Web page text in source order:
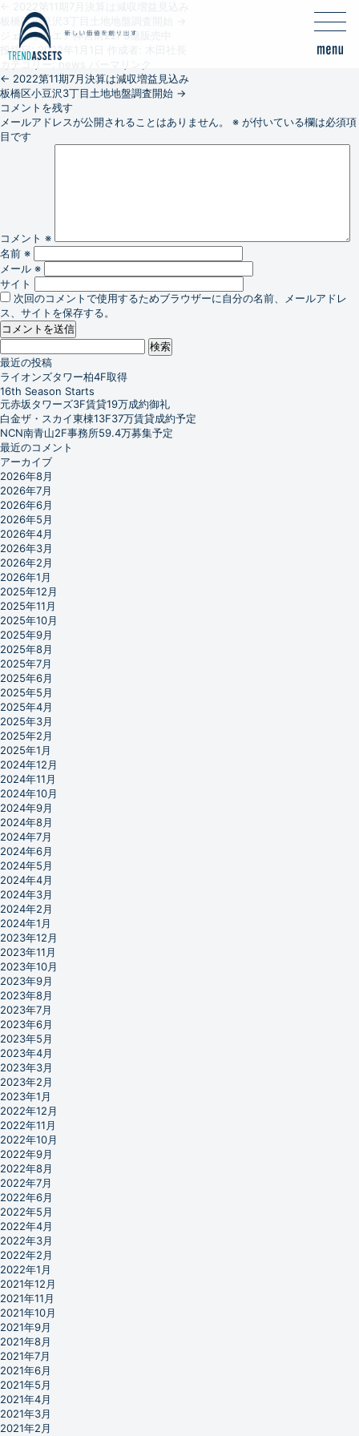
板橋区小豆沢3丁目土地地盤調査開始
ジェントルエア神宮前22F3億販売中
投稿日: 2022年1月1日
カテゴリー:news
← 2022第11期7月決算は減収増益見込み
板橋区小豆沢3丁目土地地盤調査開始 →
コメントを残す
メールアドレスが公開されることはありません。
※ が付いている欄は必須項
目です
コメント ※
名前 ※
メール ※
サイト
次回のコメントで使用するためブラウザーに自分の名前、メールアドレ
ス、サイトを保存する。
検
索:
最近の投稿
ライオンズタワー柏4F取得
16th Season Starts
元赤坂タワーズ3F賃貸19万成約御礼
白金ザ・スカイ東棟13F37万賃貸成約予定
NCN南青山2F事務所59.4万募集予定
最近のコメント
アーカイブ
2026年8月
2026年7月
2026年6月
2026年5月
2026年4月
2026年3月
2026年2月
2026年1月
2025年12月
2025年11月
2025年10月
2025年9月
2025年8月
2025年7月
2025年6月
2025年5月
2025年4月
2025年3月
2025年2月
2025年1月
2024年12月
2024年11月
2024年10月
2024年9月
2024年8月
2024年7月
2024年6月
2024年5月
2024年4月
2024年3月
2024年2月
2024年1月
2023年12月
2023年11月
2023年10月
2023年9月
2023年8月
2023年7月
2023年6月
2023年5月
2023年4月
2023年3月
2023年2月
2023年1月
2022年12月
2022年11月
2022年10月
2022年9月
2022年8月
2022年7月
2022年6月
2022年5月
2022年4月
2022年3月
2022年2月
2022年1月
2021年12月
2021年11月
2021年10月
2021年9月
2021年8月
2021年7月
2021年6月
2021年5月
2021年4月
2021年3月
2021年2月